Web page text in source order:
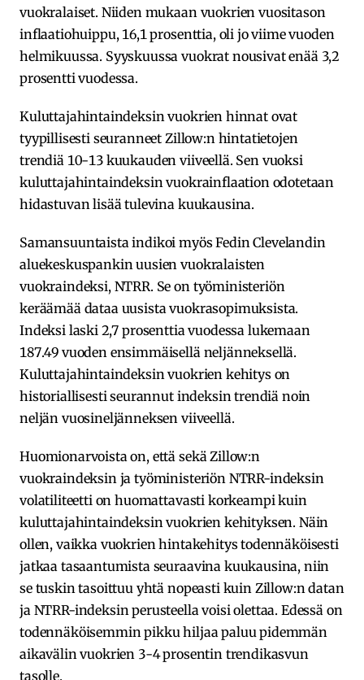
vuokralaiset. Niiden mukaan vuokrien vuositason
inflaatiohuippu, 16,1 prosenttia, oli jo viime vuoden
helmikuussa. Syyskuussa vuokrat nousivat enää 3,2
prosentti vuodessa.
Kuluttajahintaindeksin vuokrien hinnat ovat
tyypillisesti seuranneet Zillow:n hintatietojen
trendiä 10-13 kuukauden viiveellä. Sen vuoksi
kuluttajahintaindeksin vuokrainflaation odotetaan
hidastuvan lisää tulevina kuukausina.
Samansuuntaista indikoi myös Fedin Clevelandin
aluekeskuspankin uusien vuokralaisten
vuokraindeksi, NTRR. Se on työministeriön
keräämää dataa uusista vuokrasopimuksista.
Indeksi laski 2,7 prosenttia vuodessa lukemaan
187.49 vuoden ensimmäisellä neljänneksellä.
Kuluttajahintaindeksin vuokrien kehitys on
historiallisesti seurannut indeksin trendiä noin
neljän vuosineljänneksen viiveellä.
Huomionarvoista on, että sekä Zillow:n
vuokraindeksin ja työministeriön NTRR-indeksin
volatiliteetti on huomattavasti korkeampi kuin
kuluttajahintaindeksin vuokrien kehityksen. Näin
ollen, vaikka vuokrien hintakehitys todennäköisesti
jatkaa tasaantumista seuraavina kuukausina, niin
se tuskin tasoittuu yhtä nopeasti kuin Zillow:n datan
ja NTRR-indeksin perusteella voisi olettaa. Edessä on
todennäköisemmin pikku hiljaa paluu pidemmän
aikavälin vuokrien 3-4 prosentin trendikasvun
tasolle.